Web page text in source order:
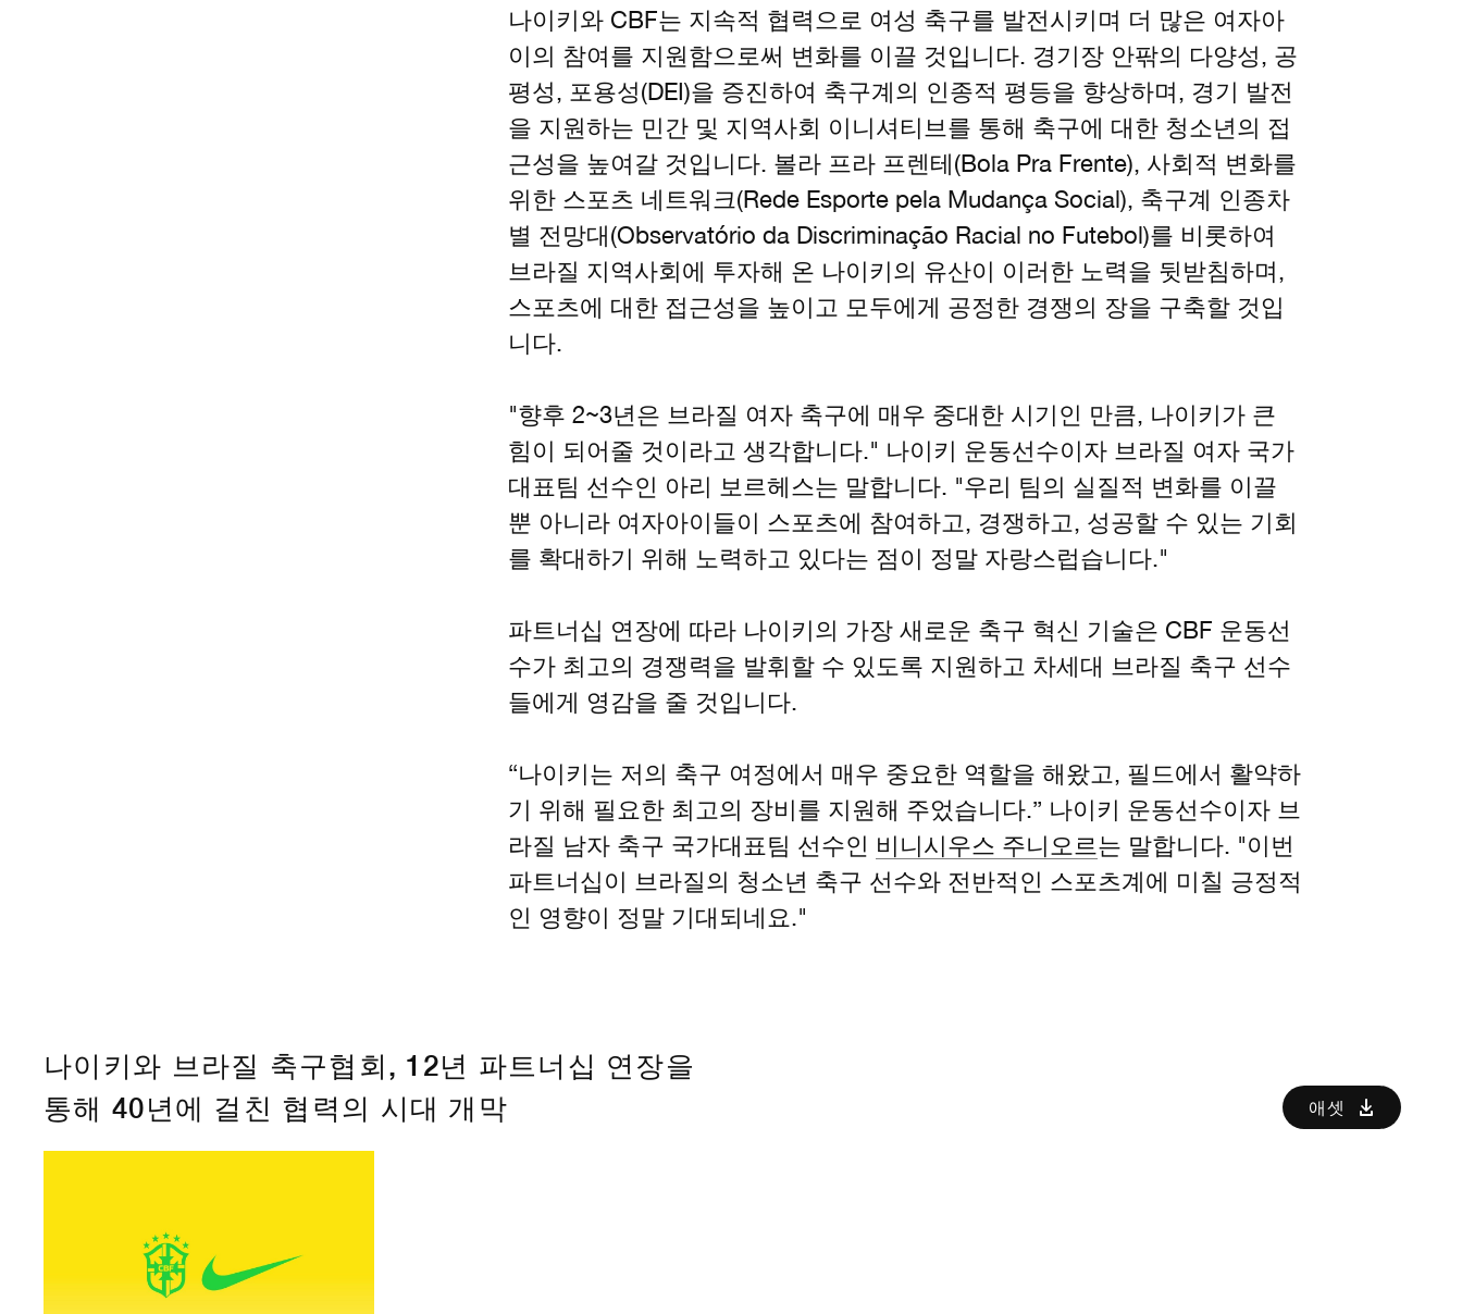
나이키와 CBF는 지속적 협력으로 여성 축구를 발전시키며 더 많은 여자아
이의 참여를 지원함으로써 변화를 이끌 것입니다. 경기장 안팎의 다양성, 공
평성, 포용성(DEI)을 증진하여 축구계의 인종적 평등을 향상하며, 경기 발전
을 지원하는 민간 및 지역사회 이니셔티브를 통해 축구에 대한 청소년의 접
근성을 높여갈 것입니다. 볼라 프라 프렌테(Bola Pra Frente), 사회적 변화를
위한 스포츠 네트워크(Rede Esporte pela Mudança Social), 축구계 인종차
별 전망대(Observatório da Discriminação Racial no Futebol)를 비롯하여
브라질 지역사회에 투자해 온 나이키의 유산이 이러한 노력을 뒷받침하며,
스포츠에 대한 접근성을 높이고 모두에게 공정한 경쟁의 장을 구축할 것입
니다.
"향후 2~3년은 브라질 여자 축구에 매우 중대한 시기인 만큼, 나이키가 큰
힘이 되어줄 것이라고 생각합니다." 나이키 운동선수이자 브라질 여자 국가
대표팀 선수인 아리 보르헤스는 말합니다. "우리 팀의 실질적 변화를 이끌
뿐 아니라 여자아이들이 스포츠에 참여하고, 경쟁하고, 성공할 수 있는 기회
를 확대하기 위해 노력하고 있다는 점이 정말 자랑스럽습니다."
파트너십 연장에 따라 나이키의 가장 새로운 축구 혁신 기술은 CBF 운동선
수가 최고의 경쟁력을 발휘할 수 있도록 지원하고 차세대 브라질 축구 선수
들에게 영감을 줄 것입니다.
“나이키는 저의 축구 여정에서 매우 중요한 역할을 해왔고, 필드에서 활약하
기 위해 필요한 최고의 장비를 지원해 주었습니다.” 나이키 운동선수이자 브
라질 남자 축구 국가대표팀 선수인 비니시우스 주니오르는 말합니다. "이번
파트너십이 브라질의 청소년 축구 선수와 전반적인 스포츠계에 미칠 긍정적
인 영향이 정말 기대되네요."
나이키와 브라질 축구협회, 12년 파트너십 연장을
통해 40년에 걸친 협력의 시대 개막
애셋